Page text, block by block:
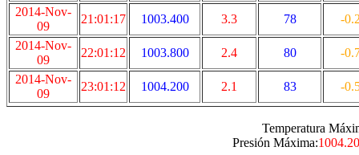
2014-Nov-
09
21:01:17 1003.400 3.3 78
-
2014-Nov-
09
22:01:12 1003.800 2.4 80
-
2014-Nov-
09
23:01:12 1004.200 2.1 83 -
Temperatura
Presión Máxima: